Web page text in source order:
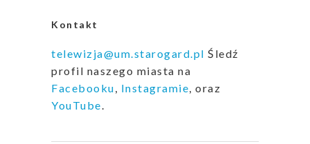
Kontakt
telewizja@um.starogard.pl Śledź
profil naszego miasta na
Facebooku, Instagramie, oraz
YouTube.